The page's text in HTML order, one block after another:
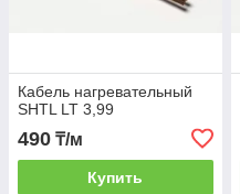
Кабель нагревательный
SHTL LT 3,99
490 ₸/м
Купить